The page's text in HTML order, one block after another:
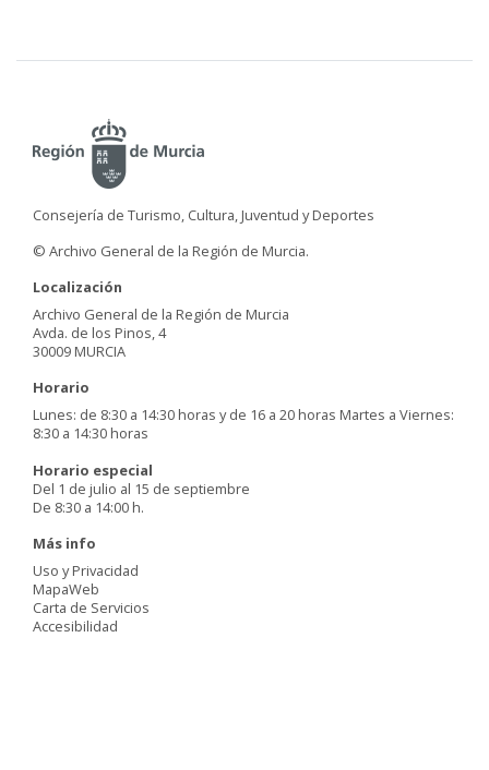
Consejería de Turismo, Cultura, Juventud y Deportes
© Archivo General de la Región de Murcia.
Localización
Archivo General de la Región de Murcia
Avda. de los Pinos, 4
30009 MURCIA
Horario
Lunes: de 8:30 a 14:30 horas y de 16 a 20 horas Martes a Viernes:
8:30 a 14:30 horas
Horario especial
Del 1 de julio al 15 de septiembre
De 8:30 a 14:00 h.
Más info
Uso y Privacidad
MapaWeb
Carta de Servicios
Accesibilidad